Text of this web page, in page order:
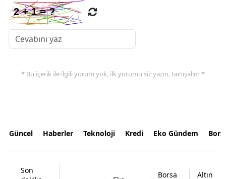
* Bu içerik ile ilgili yorum yok, ilk yorumu siz yazın, tartışalım *
Güncel Haberler Teknoloji Kredi Eko Gündem
Son
Borsa Altın